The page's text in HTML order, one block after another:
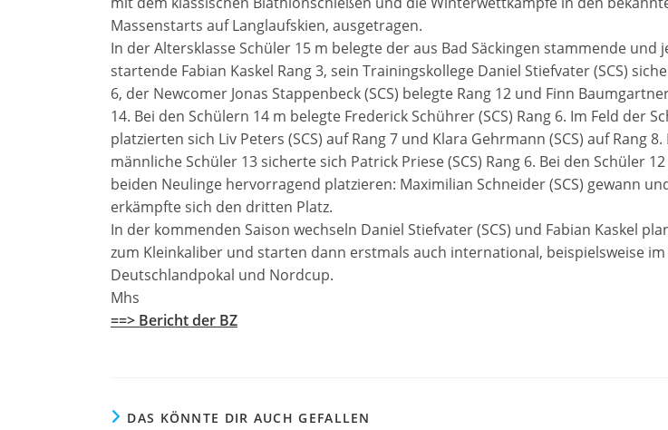
Massenstarts auf Langlaufskien, ausgetragen.
In der Altersklasse Schüler 15 m belegte der aus Bad Säckingen stammende und
startende Fabian Kaskel Rang 3, sein Trainingskollege Daniel Stiefvater (SCS)
6, der Newcomer Jonas Stappenbeck (SCS) belegte Rang 12 und Finn
14. Bei den Schülern 14 m belegte Frederick Schührer (SCS) Rang 6. Im Feld der
platzierten sich Liv Peters (SCS) auf Rang 7 und Klara Gehrmann (SCS) auf Rang
männliche Schüler 13 sicherte sich Patrick Priese (SCS) Rang 6. Bei den Schüler
beiden Neulinge hervorragend platzieren: Maximilian Schneider (SCS) gewann
erkämpfte sich den dritten Platz.
In der kommenden Saison wechseln Daniel Stiefvater (SCS) und Fabian Kaskel
zum Kleinkaliber und starten dann erstmals auch international, beispielsweise im
Deutschlandpokal und Nordcup.
Mhs
==> Bericht der BZ
DAS KÖNNTE DIR AUCH GEFALLEN